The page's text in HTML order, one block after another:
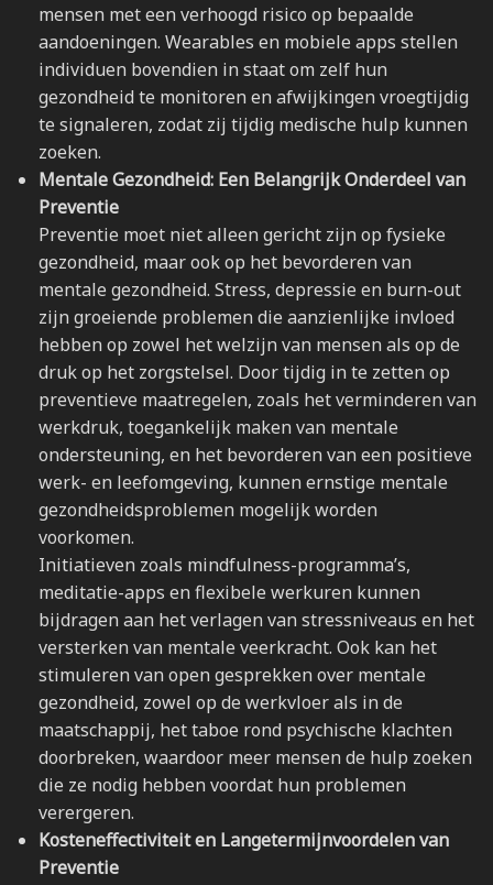
mensen met een verhoogd risico op bepaalde
aandoeningen. Wearables en mobiele apps stellen
individuen bovendien in staat om zelf hun
gezondheid te monitoren en afwijkingen vroegtijdig
te signaleren, zodat zij tijdig medische hulp kunnen
zoeken.
Mentale Gezondheid: Een Belangrijk Onderdeel van
Preventie
Preventie moet niet alleen gericht zijn op fysieke
gezondheid, maar ook op het bevorderen van
mentale gezondheid. Stress, depressie en burn-out
zijn groeiende problemen die aanzienlijke invloed
hebben op zowel het welzijn van mensen als op de
druk op het zorgstelsel. Door tijdig in te zetten op
preventieve maatregelen, zoals het verminderen van
werkdruk, toegankelijk maken van mentale
ondersteuning, en het bevorderen van een positieve
werk- en leefomgeving, kunnen ernstige mentale
gezondheidsproblemen mogelijk worden
voorkomen.
Initiatieven zoals mindfulness-programma’s,
meditatie-apps en flexibele werkuren kunnen
bijdragen aan het verlagen van stressniveaus en het
versterken van mentale veerkracht. Ook kan het
stimuleren van open gesprekken over mentale
gezondheid, zowel op de werkvloer als in de
maatschappij, het taboe rond psychische klachten
doorbreken, waardoor meer mensen de hulp zoeken
die ze nodig hebben voordat hun problemen
verergeren.
Kosteneffectiviteit en Langetermijnvoordelen van
Preventie